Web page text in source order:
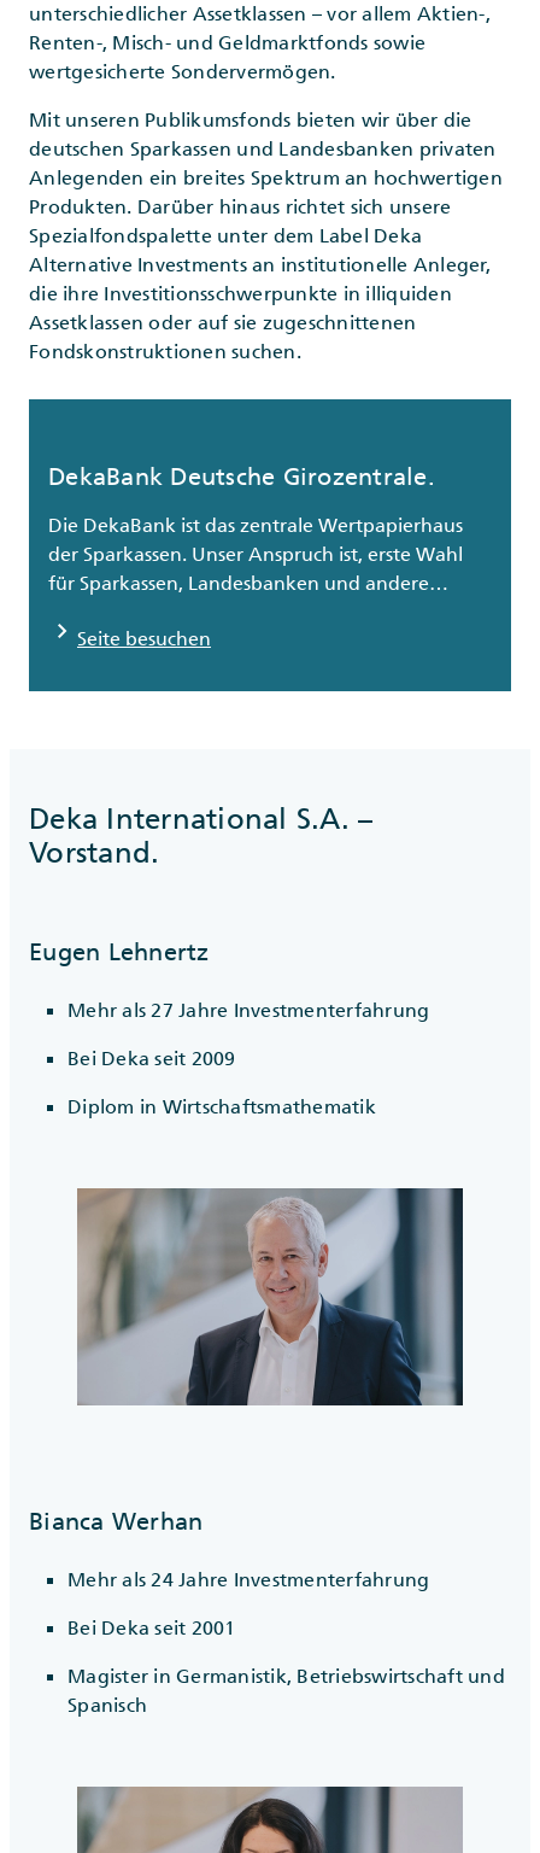
unterschiedlicher Assetklassen – vor allem Aktien-,
Renten-, Misch- und Geldmarktfonds sowie
wertgesicherte Sondervermögen.
Mit unseren Publikumsfonds bieten wir über die
deutschen Sparkassen und Landesbanken privaten
Anlegenden ein breites Spektrum an hochwertigen
Produkten. Darüber hinaus richtet sich unsere
Spezialfondspalette unter dem Label Deka
Alternative Investments an institutionelle Anleger,
die ihre Investitionsschwerpunkte in illiquiden
Assetklassen oder auf sie zugeschnittenen
Fondskonstruktionen suchen.
DekaBank Deutsche Girozentrale.
Die DekaBank ist das zentrale Wertpapierhaus
der Sparkassen. Unser Anspruch ist, erste Wahl
für Sparkassen, Landesbanken und andere
richtige Produkt anzubieten.
chevron_right Seite besuchen
Deka International S.A. –
Vorstand.
Eugen Lehnertz
Mehr als 27 Jahre Investmenterfahrung
Bei Deka seit 2009
Diplom in Wirtschaftsmathematik
Bianca Werhan
Mehr als 24 Jahre Investmenterfahrung
Bei Deka seit 2001
Magister in Germanistik, Betriebswirtschaft und
Spanisch